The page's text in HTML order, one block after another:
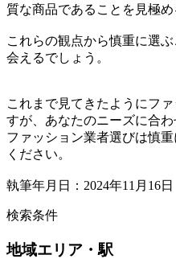
質な商品であることを見極め
これらの観点から慎重に選
会えるでしょう。
これまで見てきたようにフ
すが、あなたのニーズに合わ
ファッション業者選びは慎
ください。
執筆年月日：2024年11月16日
検索条件
地域エリア・駅